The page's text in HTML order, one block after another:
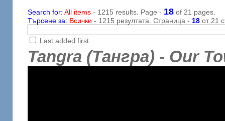
Search for: All items- 1215 results. Page - 18of 21 pages.
Търсене за: Всички - 1215 резултата. Страница - 18от 21
Last added first.
Tangra (Тангра) - Our